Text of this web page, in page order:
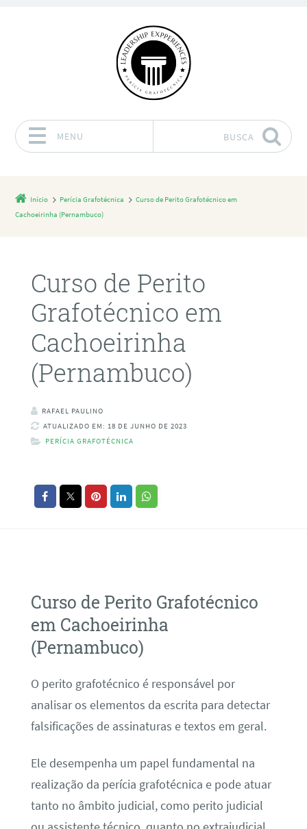
MENU BUSCA
Início Perícia Grafotécnica
Curso de Perito Grafotécnico em
Cachoeirinha (Pernambuco)
Curso de Perito
Grafotécnico em
Cachoeirinha
(Pernambuco)
RAFAEL PAULINO
ATUALIZADO EM: 18 DE JUNHO DE 2023
PERÍCIA GRAFOTÉCNICA
Curso de Perito Grafotécnico
em Cachoeirinha
(Pernambuco)
O perito grafotécnico é responsável por
analisar os elementos da escrita para detectar
falsificações de assinaturas e textos em geral.
Ele desempenha um papel fundamental na
realização da perícia grafotécnica e pode atuar
tanto no âmbito judicial, como perito judicial